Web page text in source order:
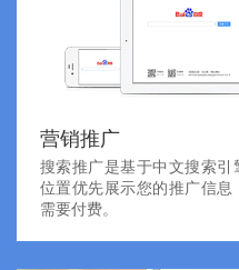
营销推广
搜索推广是基于中文搜索
位置优先展示您的推广信
需要付费。